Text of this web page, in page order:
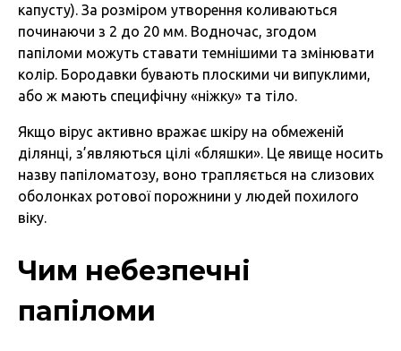
капусту). За розміром утворення коливаються
починаючи з 2 до 20 мм. Водночас, згодом
папіломи можуть ставати темнішими та змінювати
колір. Бородавки бувають плоскими чи випуклими,
або ж мають специфічну «ніжку» та тіло.
Якщо вірус активно вражає шкіру на обмеженій
ділянці, з’являються цілі «бляшки». Це явище носить
назву папіломатозу, воно трапляється на слизових
оболонках ротової порожнини у людей похилого
віку.
Чим небезпечні
папіломи